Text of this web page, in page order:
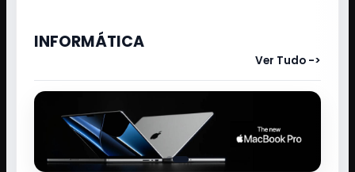
INFORMÁTICA
Ver Tudo ->